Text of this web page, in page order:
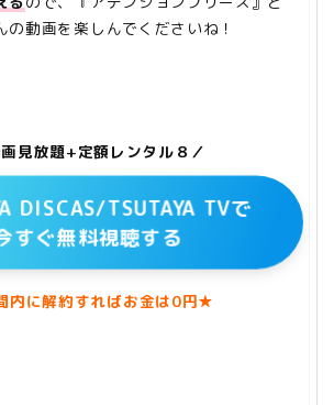
の動画を楽しんでくださいね！
見放題+定額レンタル８／
DISCAS/TSUTAYA TVで
すぐ無料視聴する
内に解約すればお金は0円★